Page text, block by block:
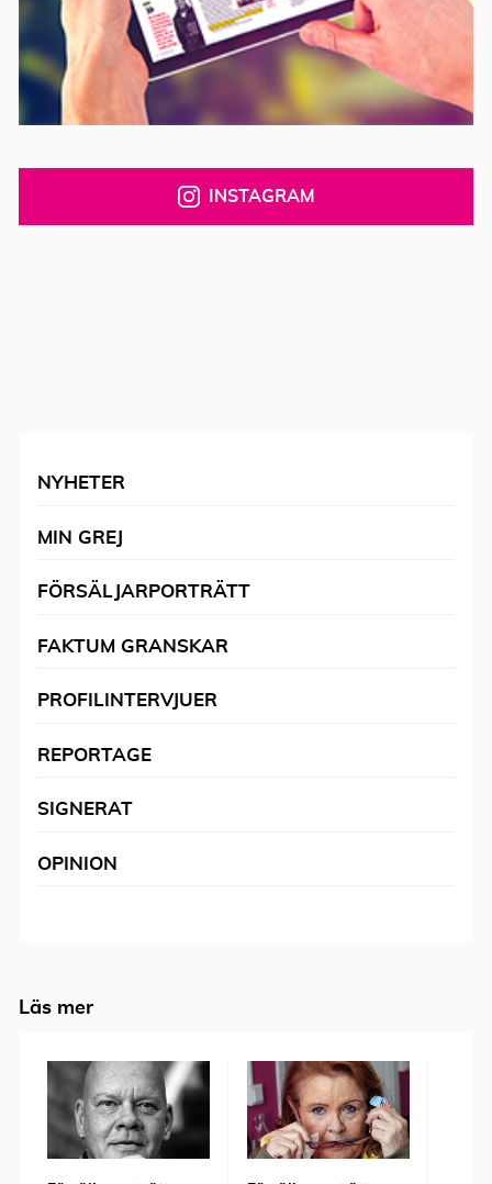
INSTAGRAM
NYHETER
MIN GREJ
FÖRSÄLJARPORTRÄTT
FAKTUM GRANSKAR
PROFILINTERVJUER
REPORTAGE
SIGNERAT
OPINION
Läs mer